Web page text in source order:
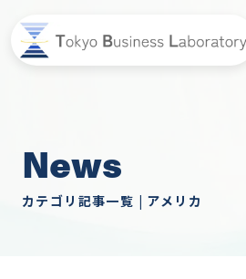
News
カテゴリ記事一覧 | アメリカ